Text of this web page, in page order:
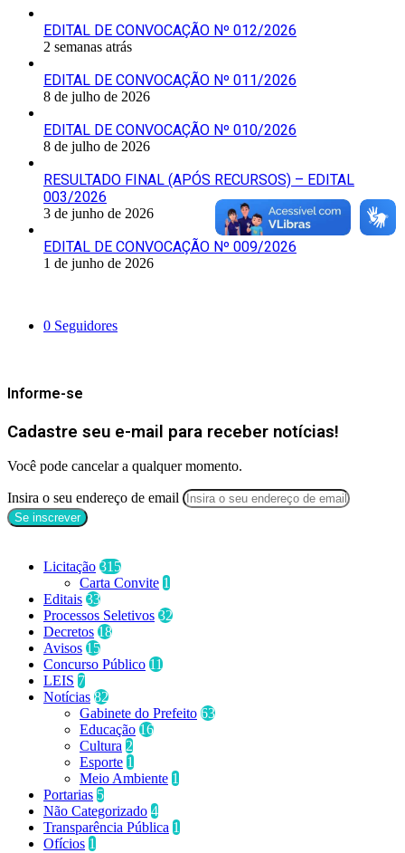
EDITAL DE CONVOCAÇÃO Nº 012/2026
2 semanas atrás
EDITAL DE CONVOCAÇÃO Nº 011/2026
8 de julho de 2026
EDITAL DE CONVOCAÇÃO Nº 010/2026
8 de julho de 2026
RESULTADO FINAL (APÓS RECURSOS) – EDITAL
003/2026
3 de junho de 2026
EDITAL DE CONVOCAÇÃO Nº 009/2026
1 de junho de 2026
0 Seguidores
Informe-se
Cadastre seu e-mail para receber notícias!
Você pode cancelar a qualquer momento.
Insira o seu endereço de email
Licitação 315
Carta Convite 1
Editais 33
Processos Seletivos 32
Decretos 18
Avisos 15
Concurso Público 11
LEIS 7
Notícias 82
Gabinete do Prefeito 63
Educação 16
Cultura 2
Esporte 1
Meio Ambiente 1
Portarias 5
Não Categorizado 4
Transparência Pública 1
Ofícios 1